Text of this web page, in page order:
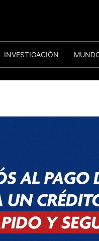
INVESTIGACIÓN